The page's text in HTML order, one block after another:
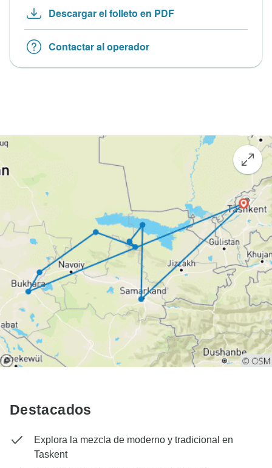
Descargar el folleto en PDF
Contactar al operador
Destacados
Explora la mezcla de moderno y tradicional en
Taskent